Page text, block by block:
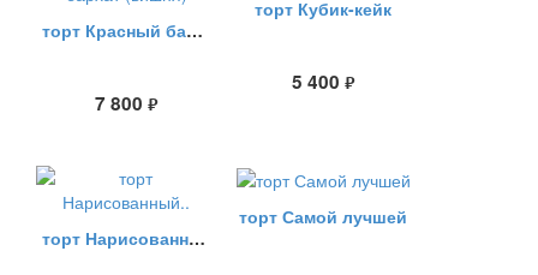
торт Красный бархат (вишня)
7 800 руб.
торт Кубик-кейк
5 400 руб.
торт Нарисованный..
торт Самой лучшей